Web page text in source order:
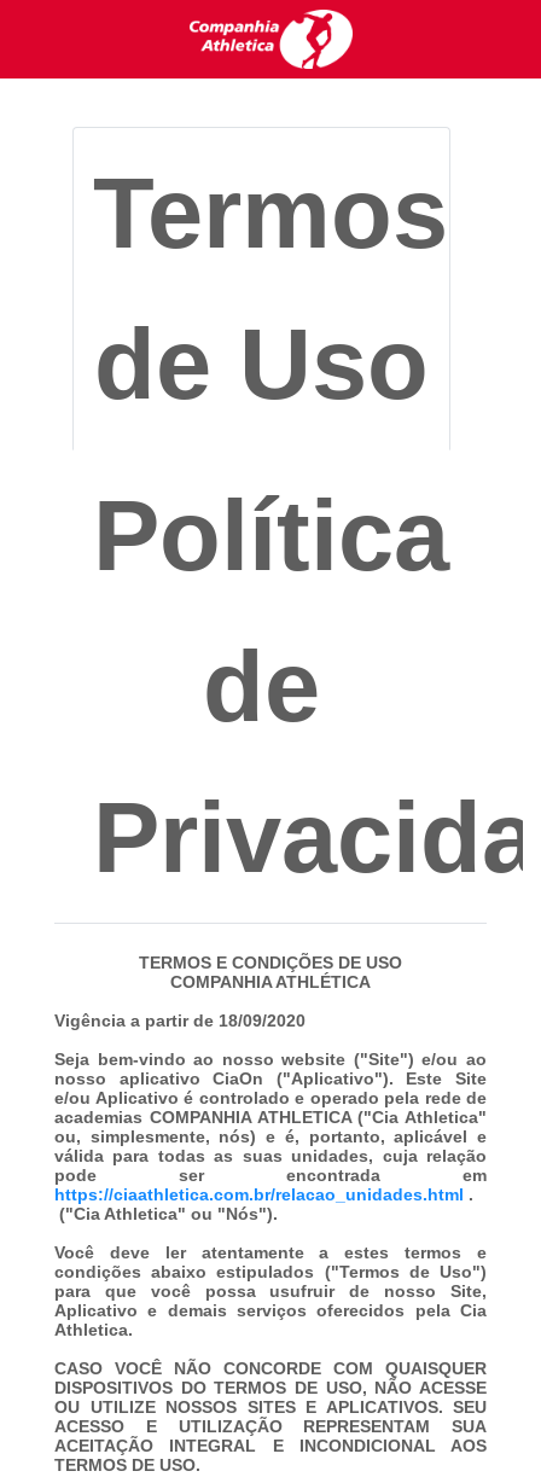
Termos
de Uso
Política
de
TERMOS E CONDIÇÕES DE USO
COMPANHIA ATHLÉTICA
Vigência a partir de 18/09/2020
Seja bem-vindo ao nosso website ("Site") e/ou ao
nosso aplicativo CiaOn ("Aplicativo"). Este Site
e/ou Aplicativo é controlado e operado pela rede de
academias COMPANHIA ATHLETICA("Cia Athletica"
ou, simplesmente, nós) e é, portanto, aplicável e
válida para todas as suas unidades, cuja relação
pode ser encontrada em
https://ciaathletica.com.br/relacao_unidades.html .
("Cia Athletica" ou "Nós").
Você deve ler atentamente a estes termos e
condições abaixo estipulados ("Termos de Uso")
para que você possa usufruir de nosso Site,
Aplicativo e demais serviços oferecidos pela Cia
Athletica.
CASO VOCÊ NÃO CONCORDE COM QUAISQUER
DISPOSITIVOS DO TERMOS DE USO, NÃO ACESSE
OU UTILIZE NOSSOS SITES E APLICATIVOS. SEU
ACESSO E UTILIZAÇÃO REPRESENTAM SUA
ACEITAÇÃO INTEGRAL E INCONDICIONAL AOS
TERMOS DE USO.